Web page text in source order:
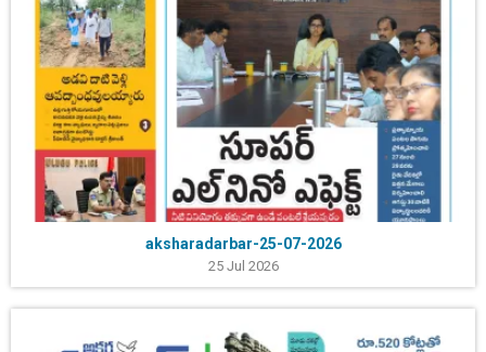
aksharadarbar-25-07-2026
25 Jul 2026